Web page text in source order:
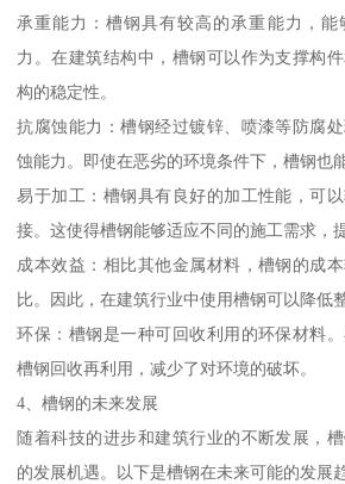
承重能力：槽钢具有较高的承重能力，能
力。在建筑结构中，槽钢可以作为支撑构
构的稳定性。
抗腐蚀能力：槽钢经过镀锌、喷漆等防腐
蚀能力。即使在恶劣的环境条件下，槽钢也
易于加工：槽钢具有良好的加工性能，可
接。这使得槽钢能够适应不同的施工需求，
成本效益：相比其他金属材料，槽钢的成
比。因此，在建筑行业中使用槽钢可以降低
环保：槽钢是一种可回收利用的环保材料
槽钢回收再利用，减少了对环境的破坏。
4、槽钢的未来发展
随着科技的进步和建筑行业的不断发展，
的发展机遇。以下是槽钢在未来可能的发展